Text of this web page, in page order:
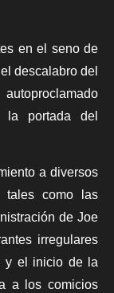
en el seno de
descalabro del
la portada del
a diversos
tales como las
de Joe
irregulares
y el inicio de la
a los comicios